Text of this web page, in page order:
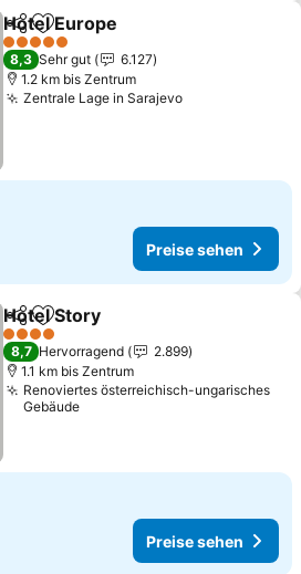
TeilenZu Favoriten hinzufügen
Hotel Europe
5 Sterne
8,3 Sehr gut
6.127
1.2 km bis Zentrum
Zentrale Lage in Sarajevo
Preise sehen
TeilenZu Favoriten hinzufügen
Hotel Story
4 Sterne
8,7 Hervorragend
2.899
1.1 km bis Zentrum
Renoviertes österreichisch-ungarisches
Gebäude
Preise sehen